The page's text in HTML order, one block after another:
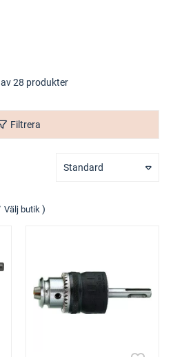
av 28 produkter
Filtrera
Standard
Välj butik )